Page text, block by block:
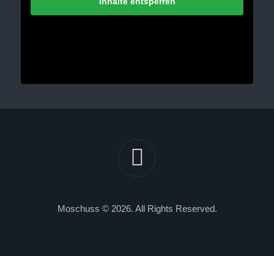
Moschuss © 2026. All Rights Reserved.